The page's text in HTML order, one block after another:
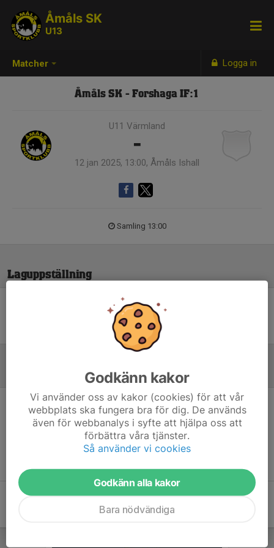
Matcher Logga in
Åmåls SK
U13
Åmåls SK - Forshaga IF:1
U11 Värmland
-
12 jan 2025, 13:00, Åmåls Ishall
Samling 13:00
Laguppställning
Ingen uppställning ifylld
Inget referat skrivet
Godkänn kakor
Vi använder oss av kakor (cookies) för att vår
webbplats ska fungera bra för dig. De används
även för webbanalys i syfte att hjälpa oss att
förbättra våra tjänster.
Så använder vi cookies
Godkänn alla kakor
Bara nödvändiga